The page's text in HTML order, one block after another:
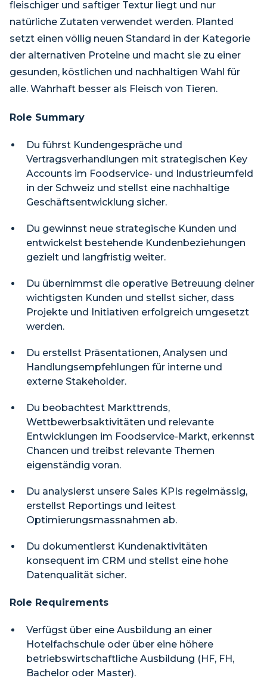
fleischiger und saftiger Textur liegt und nur
natürliche Zutaten verwendet werden. Planted
setzt einen völlig neuen Standard in der Kategorie
der alternativen Proteine und macht sie zu einer
gesunden, köstlichen und nachhaltigen Wahl für
alle. Wahrhaft besser als Fleisch von Tieren.
Role Summary
Du führst Kundengespräche und
Vertragsverhandlungen mit strategischen Key
Accounts im Foodservice- und Industrieumfeld
in der Schweiz und stellst eine nachhaltige
Geschäftsentwicklung sicher.
Du gewinnst neue strategische Kunden und
entwickelst bestehende Kundenbeziehungen
gezielt und langfristig weiter.
Du übernimmst die operative Betreuung deiner
wichtigsten Kunden und stellst sicher, dass
Projekte und Initiativen erfolgreich umgesetzt
werden.
Du erstellst Präsentationen, Analysen und
Handlungsempfehlungen für interne und
externe Stakeholder.
Du beobachtest Markttrends,
Wettbewerbsaktivitäten und relevante
Entwicklungen im Foodservice-Markt, erkennst
Chancen und treibst relevante Themen
eigenständig voran.
Du analysierst unsere Sales KPIs regelmässig,
erstellst Reportings und leitest
Optimierungsmassnahmen ab.
Du dokumentierst Kundenaktivitäten
konsequent im CRM und stellst eine hohe
Datenqualität sicher.
Role Requirements
Verfügst über eine Ausbildung an einer
Hotelfachschule oder über eine höhere
betriebswirtschaftliche Ausbildung (HF, FH,
Bachelor oder Master).